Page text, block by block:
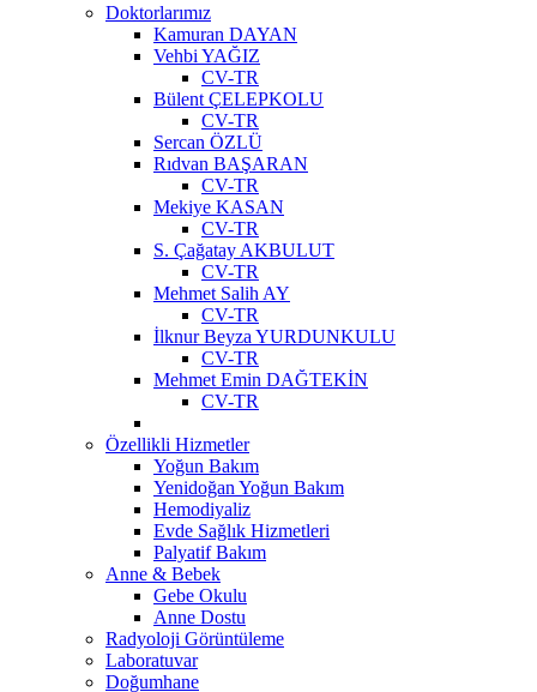
Doktorlarımız
Kamuran DAYAN
Vehbi YAĞIZ
CV-TR
Bülent ÇELEPKOLU
CV-TR
Sercan ÖZLÜ
Rıdvan BAŞARAN
CV-TR
Mekiye KASAN
CV-TR
S. Çağatay AKBULUT
CV-TR
Mehmet Salih AY
CV-TR
İlknur Beyza YURDUNKULU
CV-TR
Mehmet Emin DAĞTEKİN
CV-TR
Özellikli Hizmetler
Yoğun Bakım
Yenidoğan Yoğun Bakım
Hemodiyaliz
Evde Sağlık Hizmetleri
Palyatif Bakım
Anne & Bebek
Gebe Okulu
Anne Dostu
Radyoloji Görüntüleme
Laboratuvar
Doğumhane